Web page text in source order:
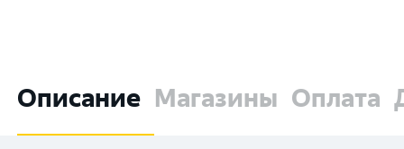
Описание Магазины Оплата